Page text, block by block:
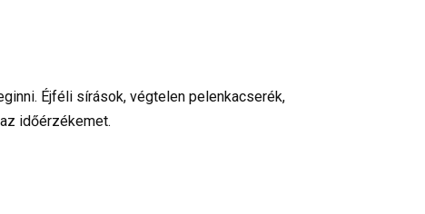
Éjféli sírások, végtelen pelenkacserék,
időérzékemet.